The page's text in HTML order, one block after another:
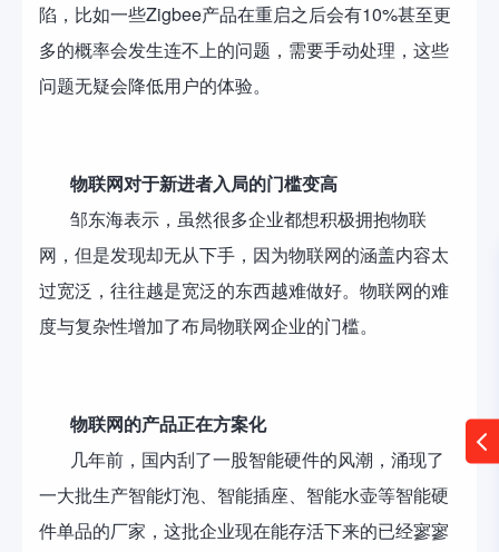
陷，比如一些Zigbee产品在重启之后会有10%甚至更
多的概率会发生连不上的问题，需要手动处理，这些
问题无疑会降低用户的体验。
物联网对于新进者入局的门槛变高
邹东海表示，虽然很多企业都想积极拥抱物联
网，但是发现却无从下手，因为物联网的涵盖内容太
过宽泛，往往越是宽泛的东西越难做好。物联网的难
度与复杂性增加了布局物联网企业的门槛。
物联网的产品正在方案化
几年前，国内刮了一股智能硬件的风潮，涌现了
一大批生产智能灯泡、智能插座、智能水壶等智能硬
件单品的厂家，这批企业现在能存活下来的已经寥寥